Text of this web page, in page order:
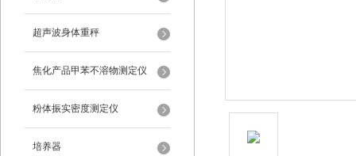
超声波身体重秤
焦化产品甲苯不溶物测定仪
粉体振实密度测定仪
培养器